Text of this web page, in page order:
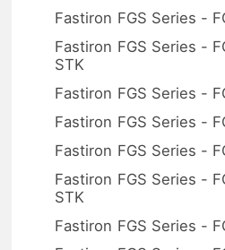
Fastiron FGS Series -
Fastiron FGS Series -
STK
Fastiron FGS Series -
Fastiron FGS Series -
Fastiron FGS Series -
Fastiron FGS Series -
STK
Fastiron FGS Series -